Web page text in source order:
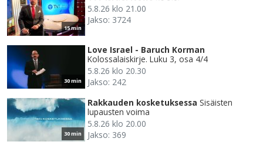
15 min
5.8.26 klo 21.00
Jakso: 3724
30 min
Love Israel - Baruch Korman
Kolossalaiskirje. Luku 3, osa 4/4
5.8.26 klo 20.30
Jakso: 242
30 min
Rakkauden kosketuksessa Sisäisten
lupausten voima
5.8.26 klo 20.00
Jakso: 369